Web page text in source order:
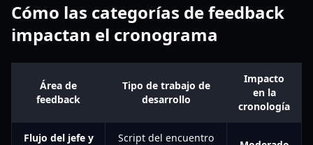
Cómo las categorías de feedback
impactan el cronograma
Área de
feedback
Tipo de trabajo de
desarrollo
Impacto
en la
cronología
Flujo del jefe y
Script del encuentro